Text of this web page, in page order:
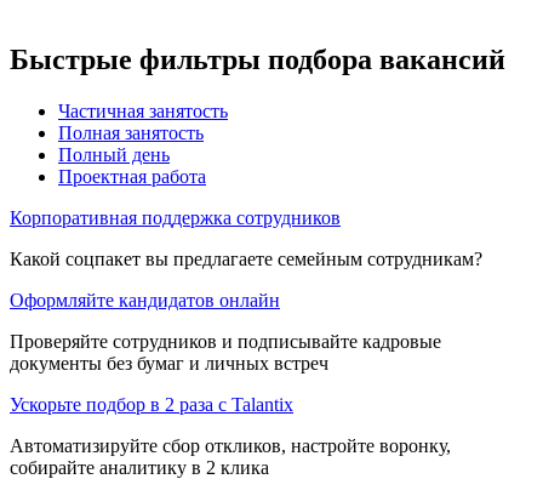
Быстрые фильтры подбора вакансий
Частичная занятость
Полная занятость
Полный день
Проектная работа
Корпоративная поддержка сотрудников
Какой соцпакет вы предлагаете семейным сотрудникам?
Оформляйте кандидатов онлайн
Проверяйте сотрудников и подписывайте кадровые
документы без бумаг и личных встреч
Ускорьте подбор в 2 раза с Talantix
Автоматизируйте сбор откликов, настройте воронку,
собирайте аналитику в 2 клика